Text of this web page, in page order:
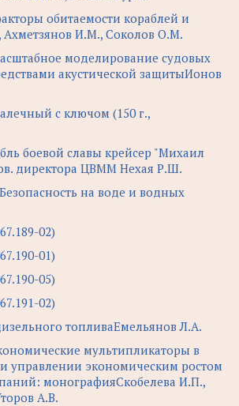
обитаемости кораблей и
И.М., Соколов О.М.
моделирование судовых
акустической защитыИонов
с ключом (150 г.,
боевой славы крейсер "Михаил
директора ЦВММ Нехая Р.Ш.
на воде и водных
02)
01)
05)
02)
топливаЕмельянов Л.А.
мультипликаторы в
управлении экономическим ростом
монографияСкобелева И.П.,
А.В.